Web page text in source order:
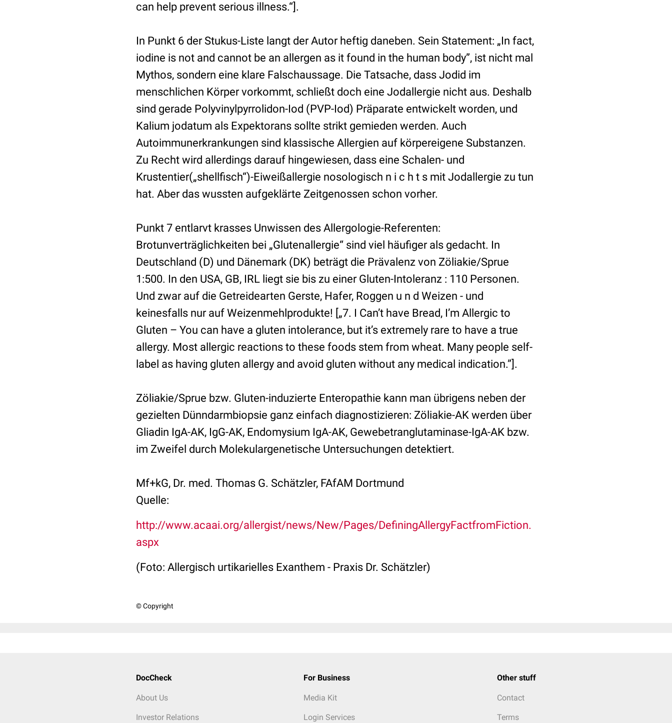
can help prevent serious illness.“].
In Punkt 6 der Stukus-Liste langt der Autor heftig daneben. Sein Statement: „In fact,
iodine is not and cannot be an allergen as it found in the human body”, ist nicht mal
Mythos, sondern eine klare Falschaussage. Die Tatsache, dass Jodid im
menschlichen Körper vorkommt, schließt doch eine Jodallergie nicht aus. Deshalb
sind gerade Polyvinylpyrrolidon-Iod (PVP-Iod) Präparate entwickelt worden, und
Kalium jodatum als Expektorans sollte strikt gemieden werden. Auch
Autoimmunerkrankungen sind klassische Allergien auf körpereigene Substanzen.
Zu Recht wird allerdings darauf hingewiesen, dass eine Schalen- und
Krustentier(„shellfisch“)-Eiweißallergie nosologisch n i c h t s mit Jodallergie zu tun
hat. Aber das wussten aufgeklärte Zeitgenossen schon vorher.
Punkt 7 entlarvt krasses Unwissen des Allergologie-Referenten:
Brotunverträglichkeiten bei „Glutenallergie“ sind viel häufiger als gedacht. In
Deutschland (D) und Dänemark (DK) beträgt die Prävalenz von Zöliakie/Sprue
1:500. In den USA, GB, IRL liegt sie bis zu einer Gluten-Intoleranz : 110 Personen.
Und zwar auf die Getreidearten Gerste, Hafer, Roggen u n d Weizen - und
keinesfalls nur auf Weizenmehlprodukte! [„7. I Can’t have Bread, I’m Allergic to
Gluten – You can have a gluten intolerance, but it’s extremely rare to have a true
allergy. Most allergic reactions to these foods stem from wheat. Many people self-
label as having gluten allergy and avoid gluten without any medical indication.”].
Zöliakie/Sprue bzw. Gluten-induzierte Enteropathie kann man übrigens neben der
gezielten Dünndarmbiopsie ganz einfach diagnostizieren: Zöliakie-AK werden über
Gliadin IgA-AK, IgG-AK, Endomysium IgA-AK, Gewebetranglutaminase-IgA-AK bzw.
im Zweifel durch Molekulargenetische Untersuchungen detektiert.
Mf+kG, Dr. med. Thomas G. Schätzler, FAfAM Dortmund
Quelle:
http://www.acaai.org/allergist/news/New/Pages/DefiningAllergyFactfromFiction.
aspx
(Foto: Allergisch urtikarielles Exanthem - Praxis Dr. Schätzler)
© Copyright
DocCheck
About Us
Investor Relations
For Business
Media Kit
Login Services
Other stuff
Contact
Terms